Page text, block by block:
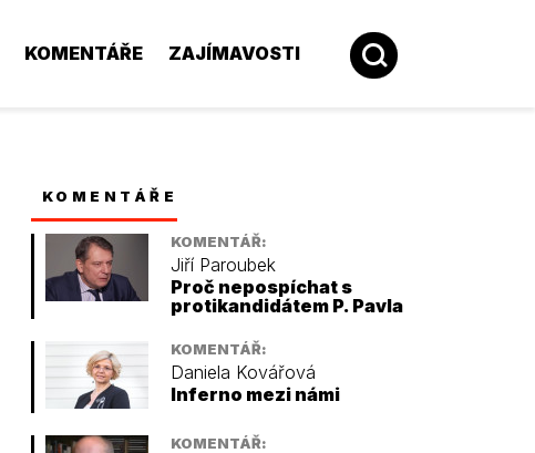
KOMENTÁŘE ZAJÍMAVOSTI
KOMENTÁŘE
KOMENTÁŘ:
Jiří Paroubek
Proč nepospíchat s
protikandidátem P. Pavla
KOMENTÁŘ:
Daniela Kovářová
Inferno mezi námi
KOMENTÁŘ: